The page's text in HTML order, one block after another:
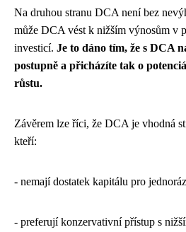
Na druhou stranu DCA není bez
může DCA vést k nižším výnosům v
investicí. Je to dáno tím, že s DCA
postupně a přicházíte tak o
růstu.
Závěrem lze říci, že DCA je vhodná
kteří:
- nemají dostatek kapitálu pro
- preferují konzervativní přístup s